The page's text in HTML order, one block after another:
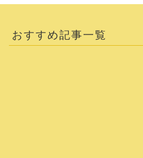
おすすめ記事一覧